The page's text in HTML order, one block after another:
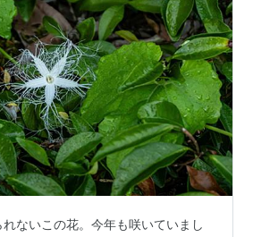
ないこの花。今年も咲いていまし